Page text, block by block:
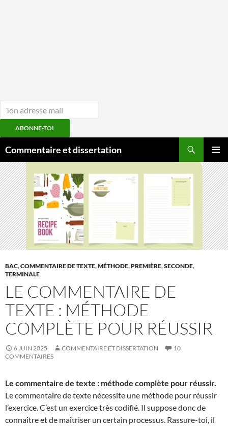
ABONNE-TOI
au
contenu
Commentaire et dissertation
MENU
BAC,COMMENTAIRE DE TEXTE,MÉTHODE,PREMIÈRE,SECONDE,
TERMINALE
LE COMMENTAIRE DE
TEXTE : MÉTHODE
COMPLÈTE POUR RÉUSSIR
6 JUIN 2025 COMMENTAIRE ET DISSERTATION
10
COMMENTAIRES
Le commentaire de texte : méthode complète pour réussir.
Le commentaire de texte nécessite une méthode pour réussir
l’exercice. C’est un exercice très codifié. Il suppose donc de
connaître et de maîtriser un certain processus. Rassure-toi, il